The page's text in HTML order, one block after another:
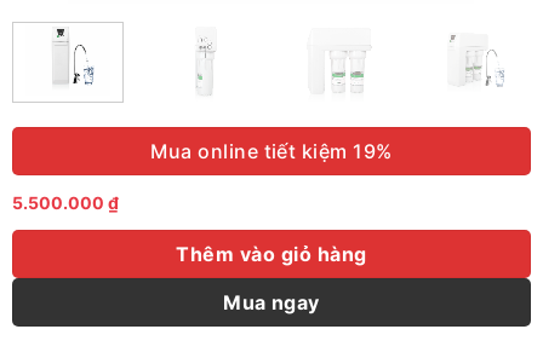
Mua online tiết kiệm 19%
5.500.000 ₫
Thêm vào giỏ hàng
Mua ngay